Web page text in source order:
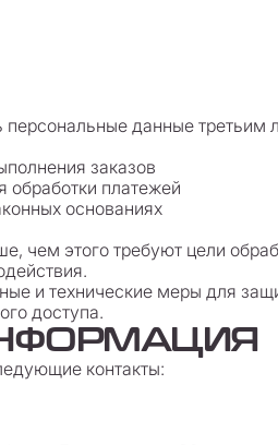
данные третьим
заказов
платежей
основаниях
чем этого требуют цели
и технические меры для
доступа.
контакты: